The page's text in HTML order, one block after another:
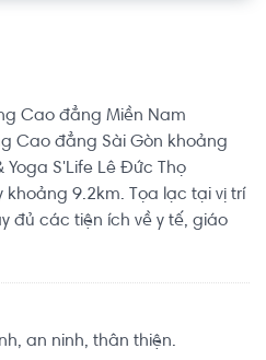
Cao đẳng Miền Nam
Cao đẳng Sài Gòn khoảng
Yoga S'Life Lê Đức Thọ
khoảng 9.2km. Tọa lạc tại vị trí
đủ các tiện ích về y tế, giáo
an ninh, thân thiện.